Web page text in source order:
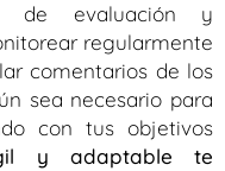
de evaluación y
regularmente
comentarios de los
sea necesario para
con tus objetivos
y adaptable te